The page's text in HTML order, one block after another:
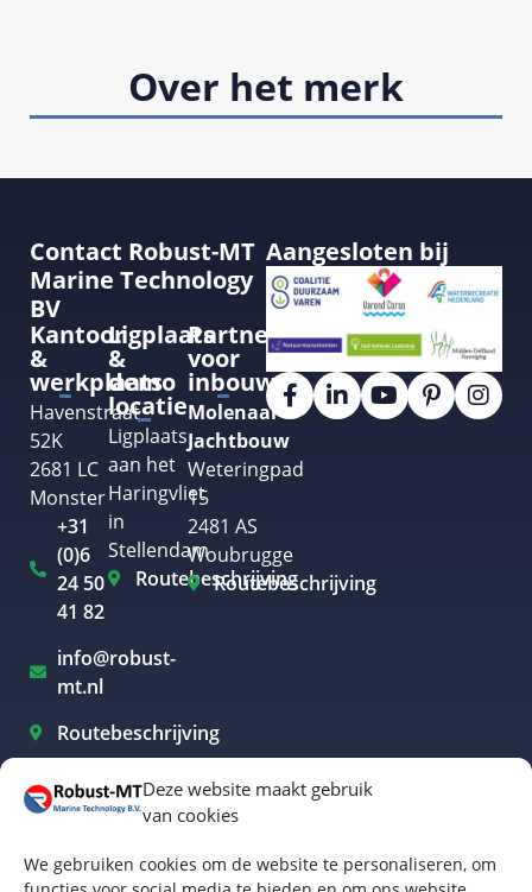
Deze website maakt gebruik
van cookies
We gebruiken cookies om de website te personaliseren, om
Over het merk
Contact Robust-MT
Marine Technology
BV
Kantoor
&
werkplaats
Havenstraat
52K
2681 LC
Monster
+31
(0)6
24 50
41 82
info@robust-
mt.nl
Routebeschrijving
Ligplaats
&
demo
locatie
Ligplaats
aan het
Haringvliet
in
Stellendam
Routebeschrijving
Partner
voor
inbouw
Molenaar
Jachtbouw
Weteringpad
15
2481 AS
Woubrugge
Routebeschrijving
Aangesloten bij
Elektrisch varen Westland
Elektrisch varen Rotterdam